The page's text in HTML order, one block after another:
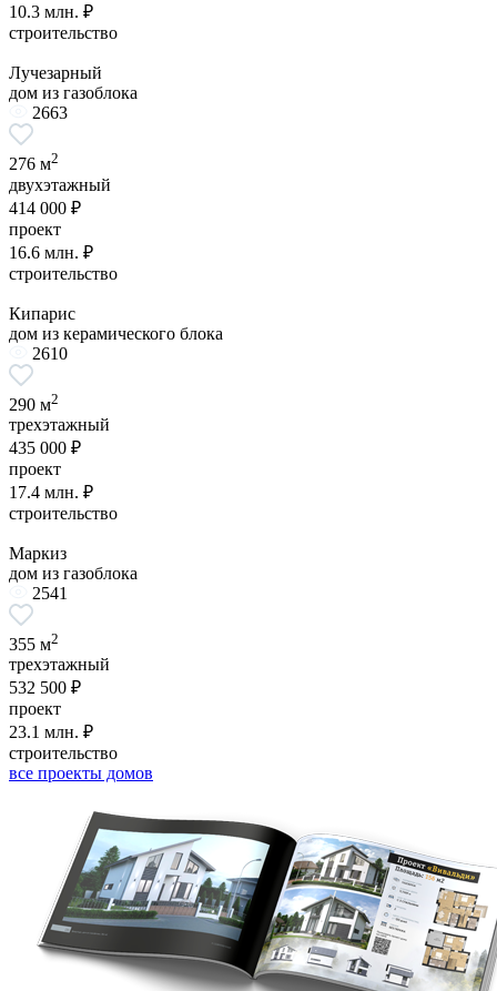
10.3 млн. ₽
строительство
Лучезарный
дом из газоблока
2663
276 м2
двухэтажный
414 000 ₽
проект
16.6 млн. ₽
строительство
Кипарис
дом из керамического блока
2610
290 м2
трехэтажный
435 000 ₽
проект
17.4 млн. ₽
строительство
Маркиз
дом из газоблока
2541
355 м2
трехэтажный
532 500 ₽
проект
23.1 млн. ₽
строительство
все проекты домов